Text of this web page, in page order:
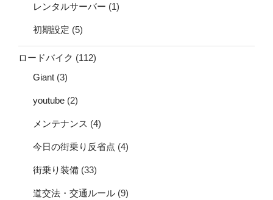
レンタルサーバー (1)
初期設定 (5)
ロードバイク (112)
Giant (3)
youtube (2)
メンテナンス (4)
今日の街乗り反省点 (4)
街乗り装備 (33)
道交法・交通ルール (9)